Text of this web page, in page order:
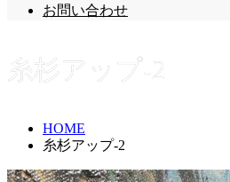
お問い合わせ
糸杉アップ-2
HOME
糸杉アップ-2